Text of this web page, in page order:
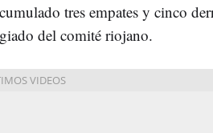
tres empates y cinco
del comité riojano.